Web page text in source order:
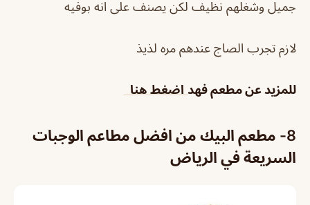
جميل وشغلهم نظيف لكن يصنف على انه بوفيه
لازم تجرب الصاج عندهم مره لذيذ
للمزيد عن مطعم فهد اضغط هنا
8- مطعم البيك من افضل مطاعم الوجبات
السريعة في الرياض